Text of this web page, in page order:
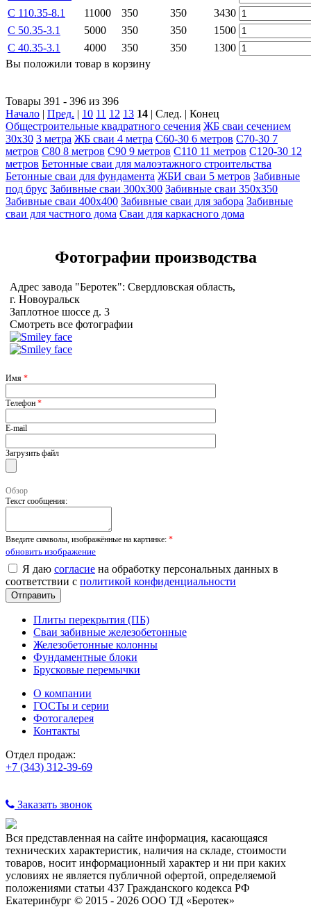
С 110.35-8.1
11000 350 350
3430
С 50.35-3.1
5000 350 350
1500
С 40.35-3.1
4000 350 350
1300
Вы положили товар в корзину
Товары 391 - 396 из 396
Начало | Пред. | 10 11 12 13 14 | След. | Конец
Общестроительные квадратного сечения ЖБ сваи сечением
30х30 3 метра ЖБ сваи 4 метра С60-30 6 метров С70-30 7
метров С80 8 метров С90 9 метров С110 11 метров С120-30 12
метров Бетонные сваи для малоэтажного строительства
Бетонные сваи для фундамента ЖБИ сваи 5 метров Забивные
под брус Забивные сваи 300х300 Забивные сваи 350х350
Забивные сваи 400х400 Забивные сваи для забора Забивные
сваи для частного дома Сваи для каркасного дома
Фотографии производства
Адрес завода "Беротек": Свердловская область,
г. Новоуральск
Заплотное шоссе д. 3
Смотреть все фотографии
Имя *
Телефон *
E-mail
Загрузить файл
Обзор
Текст сообщения:
Введите символы, изображённые на картинке: *
обновить изображение
Я даю согласие на обработку персональных данных в
соответствии с политикой конфиденциальности
Плиты перекрытия (ПБ)
Сваи забивные железобетонные
Железобетонные колонны
Фундаментные блоки
Брусковые перемычки
О компании
ГОСТы и серии
Фотогалерея
Контакты
Отдел продаж:
+7 (343) 312-39-69
Заказать звонок
Вся представленная на сайте информация, касающаяся
технических характеристик, наличия на складе, стоимости
товаров, носит информационный характер и ни при каких
условиях не является публичной офертой, определяемой
положениями статьи 437 Гражданского кодекса РФ
Екатеринбург © 2015 - 2026 ООО ТД «Беротек»